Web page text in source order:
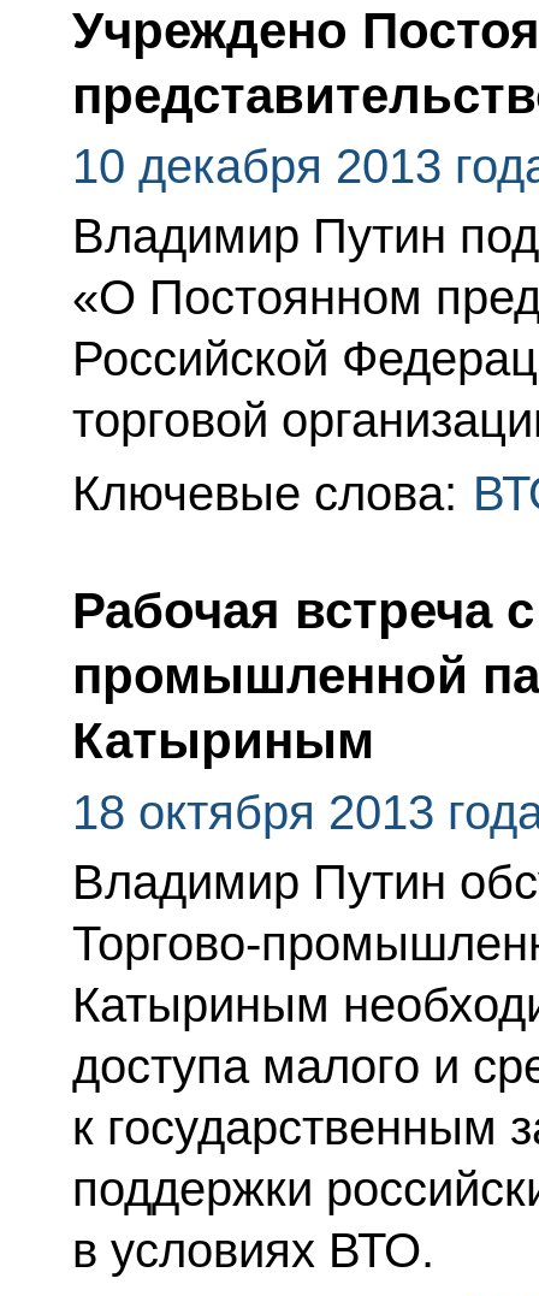
Учреждено
10 декабря 2013
Владимир Путин
«О Постоянном
Российской
торговой
Ключевые слова:
Рабочая встреча
промышленной
Катыриным
18 октября 2013
Владимир Путин
Торгово-
Катыриным
доступа малого и
к государственным
поддержки
в условиях ВТО.